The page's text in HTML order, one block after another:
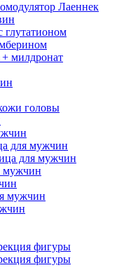
Лаеннек
глутатионом
милдронат
головы
для мужчин
для мужчин
мужчин
мужчин
фигуры
фигуры